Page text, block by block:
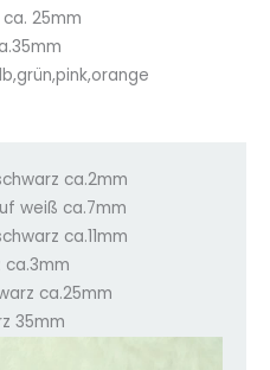
25mm
ca.2mm
weiß ca.7mm
ca.11mm
ca.25mm
35mm